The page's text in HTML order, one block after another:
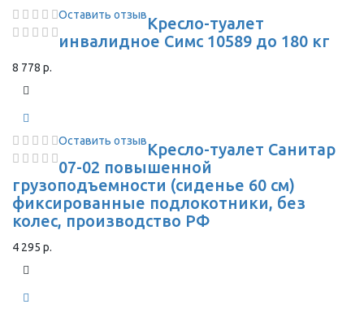
Оставить отзывКресло-туалет
инвалидное Симс 10589 до 180 кг
8 778 р.
Оставить отзывКресло-туалет Санитар
07-02 повышенной
грузоподъемности (сиденье 60 см)
фиксированные подлокотники, без
колес, производство РФ
4 295 р.